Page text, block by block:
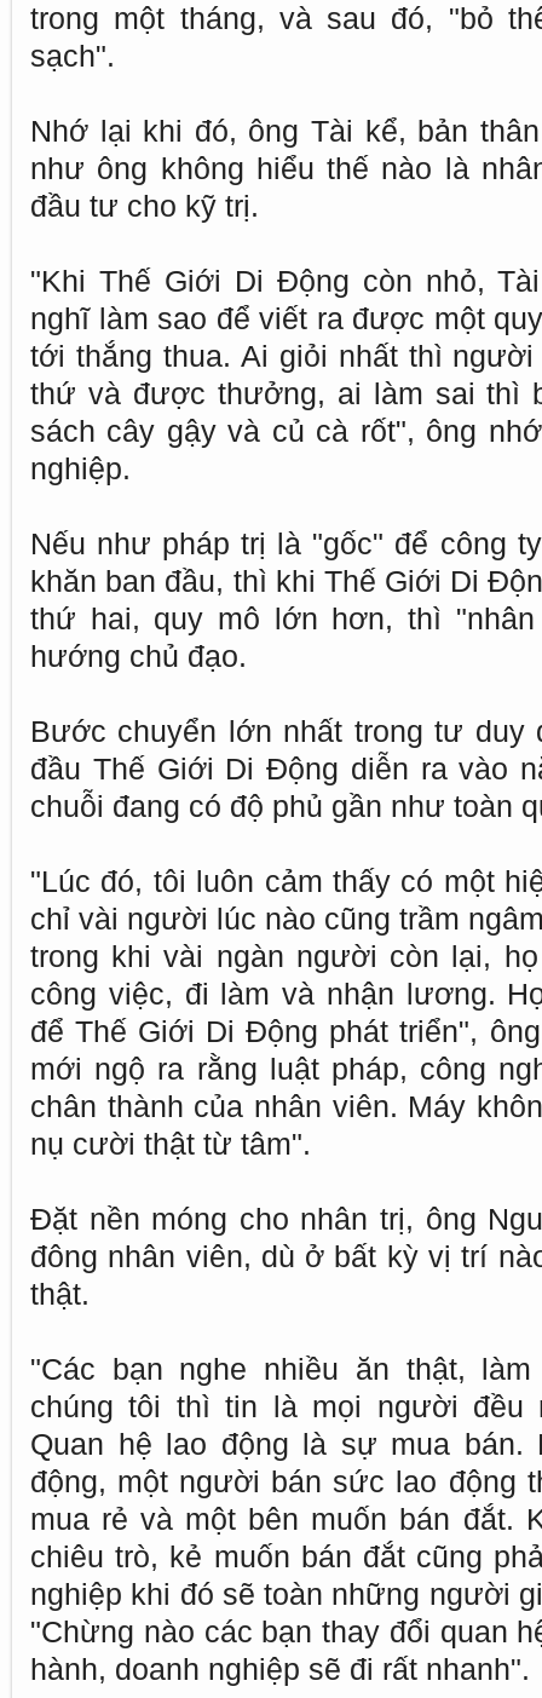
trong một tháng, và sau đó, "bỏ
sạch".
Nhớ lại khi đó, ông Tài kể, bản
như ông không hiểu thế nào là
đầu tư cho kỹ trị.
"Khi Thế Giới Di Động còn nhỏ,
nghĩ làm sao để viết ra được một
tới thắng thua. Ai giỏi nhất thì
thứ và được thưởng, ai làm sai thì
sách cây gậy và củ cà rốt", ông
nghiệp.
Nếu như pháp trị là "gốc" để công
khăn ban đầu, thì khi Thế Giới Di
thứ hai, quy mô lớn hơn, thì
hướng chủ đạo.
Bước chuyển lớn nhất trong tư duy
đầu Thế Giới Di Động diễn ra vào
chuỗi đang có độ phủ gần như toàn
"Lúc đó, tôi luôn cảm thấy có một
chỉ vài người lúc nào cũng trầm
trong khi vài ngàn người còn lại,
công việc, đi làm và nhận lương.
để Thế Giới Di Động phát triển",
mới ngộ ra rằng luật pháp, công
chân thành của nhân viên. Máy
nụ cười thật từ tâm".
Đặt nền móng cho nhân trị, ông
đông nhân viên, dù ở bất kỳ vị trí
thật.
"Các bạn nghe nhiều ăn thật,
chúng tôi thì tin là mọi người đều
Quan hệ lao động là sự mua
động, một người bán sức lao động
mua rẻ và một bên muốn bán đắt.
chiêu trò, kẻ muốn bán đắt cũng
nghiệp khi đó sẽ toàn những người
"Chừng nào các bạn thay đổi quan
hành, doanh nghiệp sẽ đi rất nhanh".